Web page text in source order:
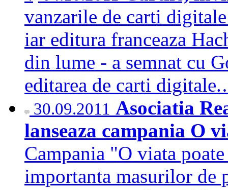
vanzarile de carti
iar editura franceaza
din lume - a semnat cu
editarea de carti
30.09.2011 Asociatia
lanseaza campania O
Campania "O viata
importanta masurilor de